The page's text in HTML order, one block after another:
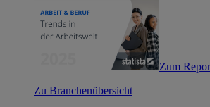
Zum
Zu Branchenübersicht